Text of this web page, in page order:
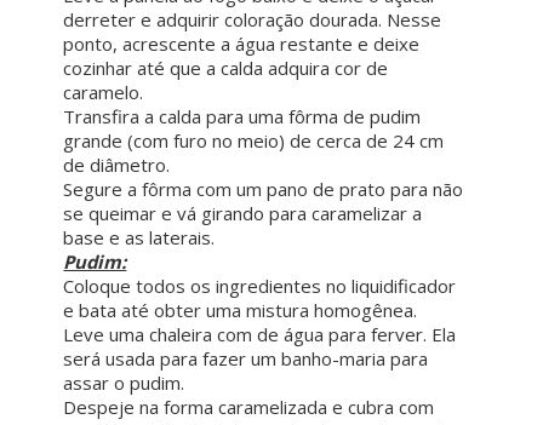
derreter e adquirir coloração dourada. Nesse
ponto, acrescente a água restante e deixe
cozinhar até que a calda adquira cor de
caramelo.
Transfira a calda para uma fôrma de pudim
grande (com furo no meio) de cerca de 24 cm
de diâmetro.
Segure a fôrma com um pano de prato para não
se queimar e vá girando para caramelizar a
base e as laterais.
Pudim:
Coloque todos os ingredientes no liquidificador
e bata até obter uma mistura homogênea.
Leve uma chaleira com de água para ferver. Ela
será usada para fazer um banho-maria para
assar o pudim.
Despeje na forma caramelizada e cubra com